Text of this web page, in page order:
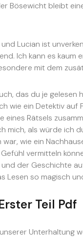
Bösewicht bleibt
Lucian ist
Ich kann es kaum
mit dem
das du je
wie ein Detektiv auf
eines Rätsels
mich, als würde
wie ein
vermitteln
der Geschichte
Lesen so magisch
Teil Pdf
Unterhaltung